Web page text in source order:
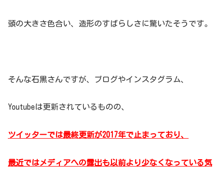
頭の大きさ色合い、造形のすばらしさに驚いたそうです。
そんな石黒さんですが、ブログやインスタグラム、
Youtubeは更新されているものの、
ツイッターでは最終更新が2017年で止まっており、
最近ではメディアへの露出も以前より少なくなっている気